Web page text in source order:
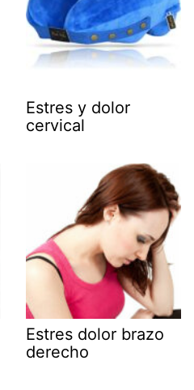
Estres y dolor
cervical
Estres dolor brazo
derecho